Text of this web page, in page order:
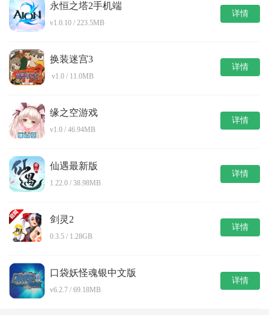
永恒之塔2手机端
v1.0.10 / 223.5MB
详情
换装迷宫3
v1.0 / 11.0MB
详情
缘之空游戏
v1.0 / 46.94MB
详情
仙遇最新版
1.22.0 / 38.98MB
详情
剑灵2
0.3.5 / 1.28GB
详情
口袋妖怪魂银中文版
v6.2.7 / 69.18MB
详情